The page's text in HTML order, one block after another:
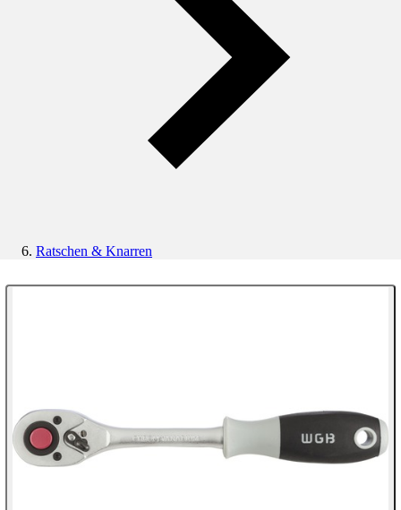
Ratschen & Knarren